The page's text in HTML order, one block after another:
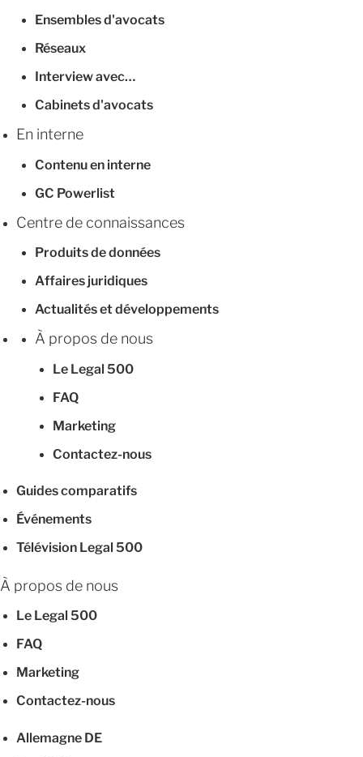
Ensembles d'avocats
Réseaux
Interview avec…
Cabinets d'avocats
En interne
Contenu en interne
GC Powerlist
Centre de connaissances
Produits de données
Affaires juridiques
Actualités et développements
À propos de nous
Le Legal 500
FAQ
Marketing
Contactez-nous
Guides comparatifs
Événements
Télévision Legal 500
À propos de nous
Le Legal 500
FAQ
Marketing
Contactez-nous
Allemagne DE